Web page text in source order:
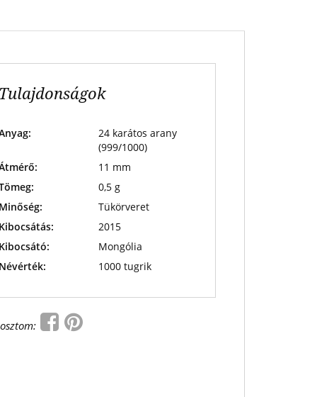
Tulajdonságok
24 karátos arany
(999/1000)
11 mm
0,5 g
Minőség:
Tükörveret
Kibocsátás:
2015
Kibocsátó:
Mongólia
Névérték:
1000 tugrik